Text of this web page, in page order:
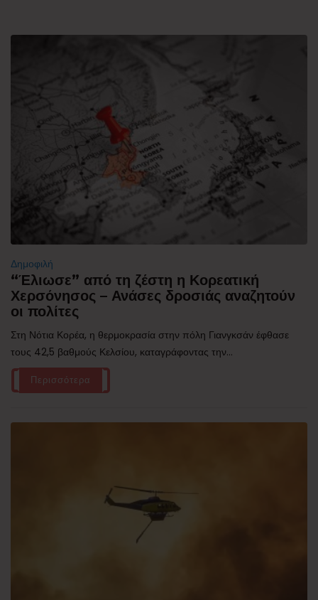
Δημοφιλή
“Έλιωσε” από τη ζέστη η Κορεατική
Χερσόνησος – Ανάσες δροσιάς αναζητούν
οι πολίτες
Στη Νότια Κορέα, η θερμοκρασία στην πόλη Γιανγκσάν έφθασε
τους 42,5 βαθμούς Κελσίου, καταγράφοντας την...
Περισσότερα